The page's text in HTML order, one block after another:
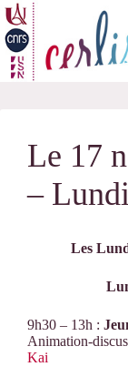
Passer
au
contenu
Le 17
–
Les
9h30 – 13h :
Animation-
Kai